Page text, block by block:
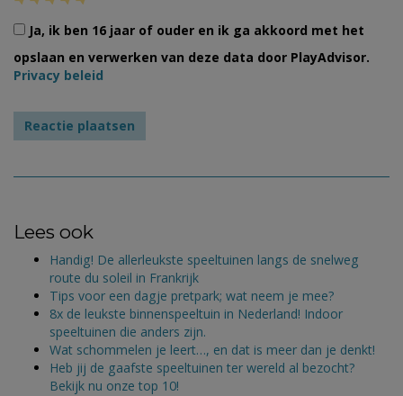
Ja, ik ben 16 jaar of ouder en ik ga akkoord met het
opslaan en verwerken van deze data door PlayAdvisor.
Privacy beleid
Lees ook
Handig! De allerleukste speeltuinen langs de snelweg
route du soleil in Frankrijk
Tips voor een dagje pretpark; wat neem je mee?
8x de leukste binnenspeeltuin in Nederland! Indoor
speeltuinen die anders zijn.
Wat schommelen je leert…, en dat is meer dan je denkt!
Heb jij de gaafste speeltuinen ter wereld al bezocht?
Bekijk nu onze top 10!